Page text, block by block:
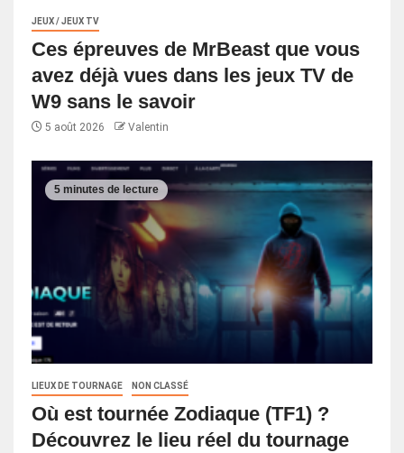
JEUX / JEUX TV
Ces épreuves de MrBeast que vous
avez déjà vues dans les jeux TV de
W9 sans le savoir
5 août 2026 Valentin
5 minutes de lecture
LIEUX DE TOURNAGE NON CLASSÉ
Où est tournée Zodiaque (TF1) ?
Découvrez le lieu réel du tournage